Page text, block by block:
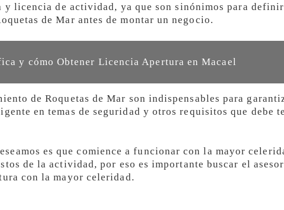
licencia de actividad, ya que son sinónimos para
de Mar antes de montar un negocio.
y cómo Obtener Licencia Apertura en Macael
de Roquetas de Mar son indispensables para
en temas de seguridad y otros requisitos que debe
es que comience a funcionar con la mayor
de la actividad, por eso es importante buscar el
con la mayor celeridad.